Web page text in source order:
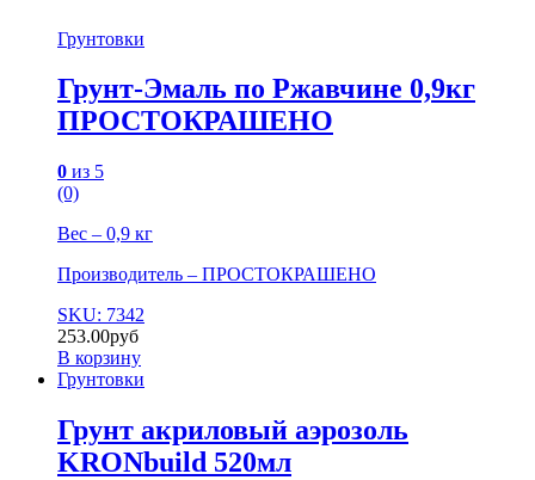
Грунтовки
Грунт-Эмаль по Ржавчине 0,9кг
ПРОСТОКРАШЕНО
0 из 5
(0)
Вес – 0,9 кг
Производитель – ПРОСТОКРАШЕНО
SKU: 7342
253.00руб
В корзину
Грунтовки
Грунт акриловый аэрозоль
KRONbuild 520мл